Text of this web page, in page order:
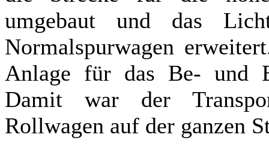
umgebaut und das
Normalspurwagen
Anlage für das Be- und
Damit war der
Rollwagen auf der ganzen